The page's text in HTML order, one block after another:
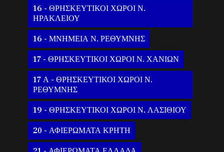
16 - ΘΡΗΣΚΕΥΤΙΚΟΙ ΧΩΡΟΙ Ν.
ΗΡΑΚΛΕΙΟΥ
16 - ΜΝΗΜΕΙΑ Ν. ΡΕΘΥΜΝΗΣ
17 - ΘΡΗΣΚΕΥΤΙΚΟΙ ΧΩΡΟΙ Ν. ΧΑΝΙΩΝ
17 Α - ΘΡΗΣΚΕΥΤΙΚΟΙ ΧΩΡΟΙ Ν.
ΡΕΘΥΜΝΗΣ
19 - ΘΡΗΣΚΕΥΤΙΚΟΙ ΧΩΡΟΙ Ν. ΛΑΣΙΘΙΟΥ
20 - ΑΦΙΕΡΩΜΑΤΑ ΚΡΗΤΗ